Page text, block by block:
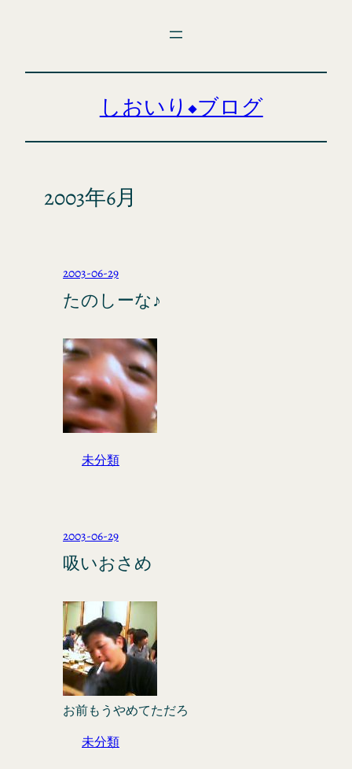
しおいり◆ブログ
2003年6月
2003-06-29
たのしーな♪
未分類
2003-06-29
吸いおさめ
お前もうやめてただろ
未分類